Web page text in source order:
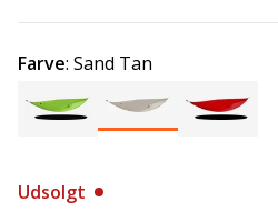
Farve: Sand Tan
Udsolgt